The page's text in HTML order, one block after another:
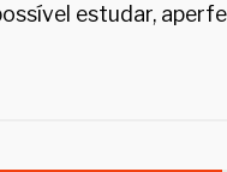
estudar,